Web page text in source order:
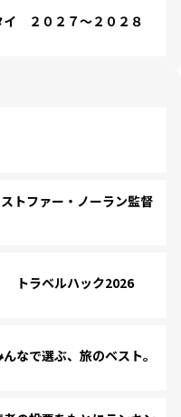
２０２７～２０２８
トファー・ノーラン監督
トラベルハック2026
なで選ぶ、旅のベスト。